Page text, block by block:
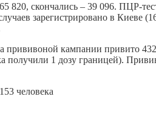
820, скончались – 39 096. ПЦР-
зарегистрировано в Киеве
прививоной кампании привито
получили 1 дозу границей).
человека